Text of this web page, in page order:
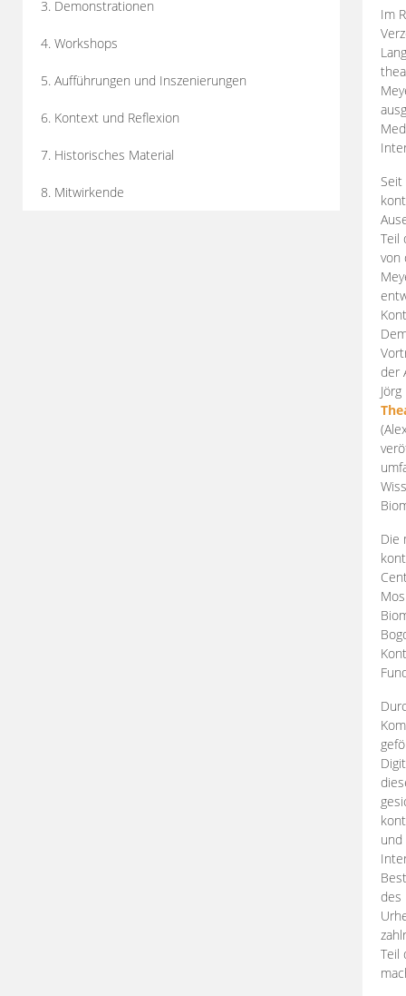
3. Demonstrationen
4. Workshops
5. Aufführungen und Inszenierungen
6. Kontext und Reflexion
7. Historisches Material
8. Mitwirkende
Im
Teil
von
der
Die
des
Teil